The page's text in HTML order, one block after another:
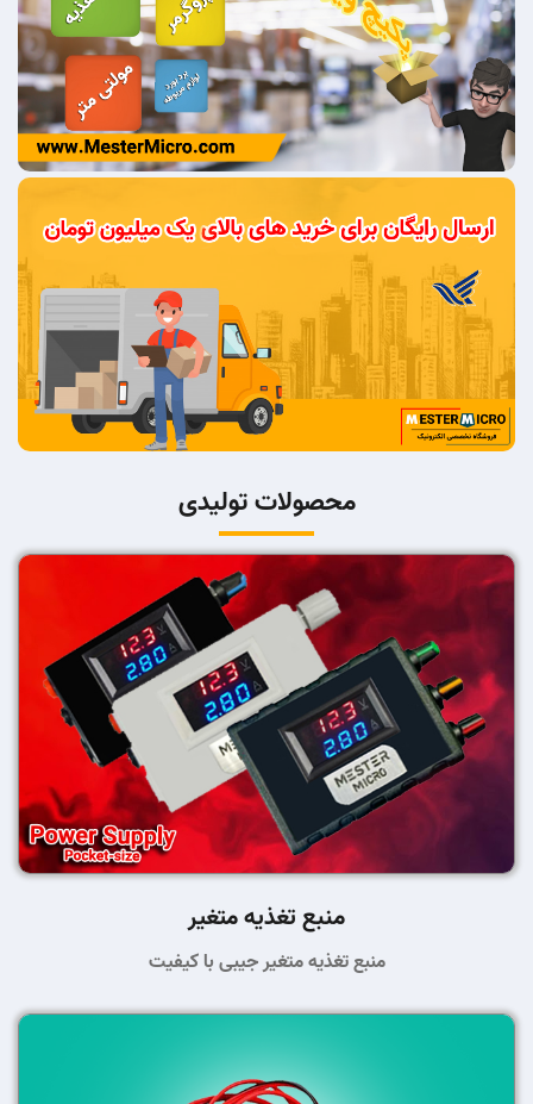
محصولات تولیدی
منبع تغذیه متغیر
منبع تغذیه متغیر جیبی با کیفیت